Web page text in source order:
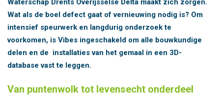
Waterschap Drents Overijsselse Delta maakt zich zorgen.
Wat als de boel defect gaat of vernieuwing nodig is? Om
intensief speurwerk en langdurig onderzoek te
voorkomen, is Vibes ingeschakeld om alle bouwkundige
delen en de installaties van het gemaal in een 3D-
database vast te leggen.
Van puntenwolk tot levensecht onderdeel